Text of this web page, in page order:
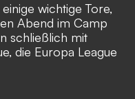
wichtige Tore,
Abend im Camp
schließlich mit
die Europa League